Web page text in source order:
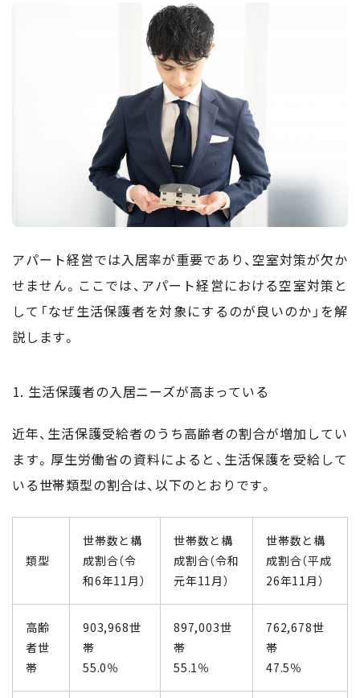
アパート経営では入居率が重要であり、空室対策が欠か
せません。ここでは、アパート経営における空室対策と
して「なぜ生活保護者を対象にするのが良いのか」を解
説します。
生活保護者の入居ニーズが高まっている
近年、生活保護受給者のうち高齢者の割合が増加してい
ます。厚生労働省の資料によると、生活保護を受給して
いる世帯類型の割合は、以下のとおりです。
類型
世帯数と構
成割合（令
和6年11月）
世帯数と構
成割合（令和
元年11月）
世帯数と構
成割合（平成
26年11月）
高齢
者世
帯
903,968世
帯
55.0％
897,003世
帯
55.1％
762,678世
帯
47.5％